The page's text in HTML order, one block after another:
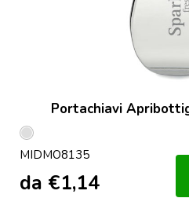
Portachiavi
Argento
Lucido
MIDMO8135
da €1,14